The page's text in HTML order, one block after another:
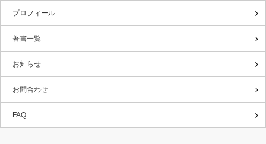
プロフィール
著書一覧
お知らせ
お問合わせ
FAQ